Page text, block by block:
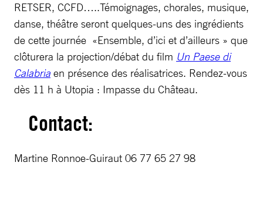
RETSER, CCFD…..Témoignages, chorales, musique,
danse, théâtre seront quelques-uns des ingrédients
de cette journée «Ensemble, d’ici et d’ailleurs » que
clôturera la projection/débat du film Un Paese di
Calabria en présence des réalisatrices. Rendez-vous
dès 11 h à Utopia : Impasse du Château.
Contact:
Martine Ronnoe-Guiraut 06 77 65 27 98